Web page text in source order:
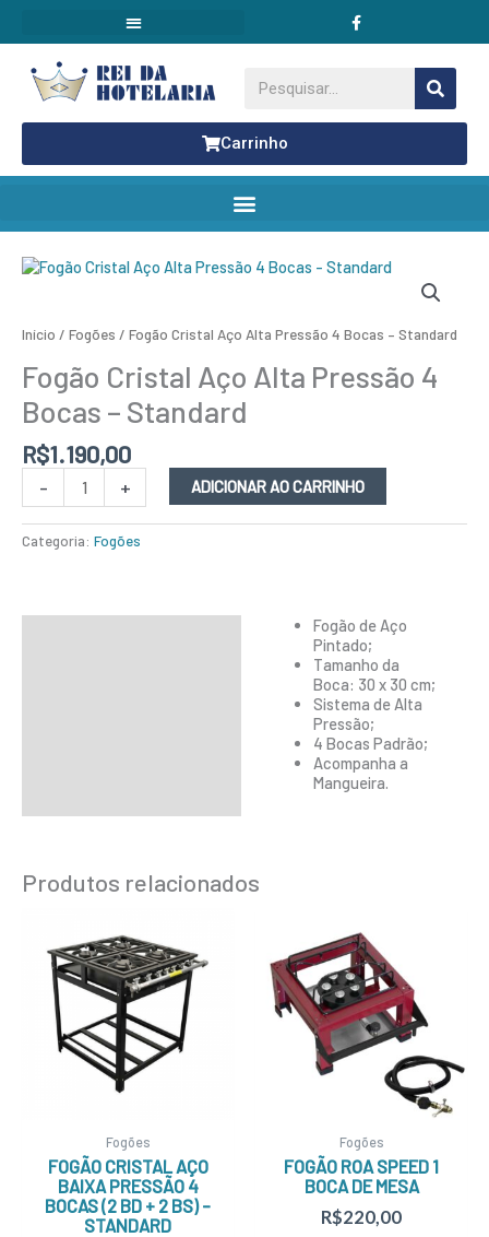
o
conteúdo
a
Carrinho
Início / Fogões / Fogão Cristal Aço Alta Pressão 4 Bocas – Standard
Fogão Cristal Aço Alta Pressão 4
Bocas – Standard
R$1.190,00
-
Fogão
Pressão
4
Bocas
-
Standard
quantidade
+ ADICIONAR AO CARRINHO
Categoria: Fogões
Fogão de Aço
Pintado;
Tamanho da
Boca: 30 x 30 cm;
Sistema de Alta
Pressão;
4 Bocas Padrão;
Acompanha a
Mangueira.
Produtos relacionados
Fogões
FOGÃO CRISTAL AÇO
BAIXA PRESSÃO 4
BOCAS (2 BD + 2 BS) –
STANDARD
Fogões
FOGÃO ROA SPEED 1
BOCA DE MESA
R$220,00